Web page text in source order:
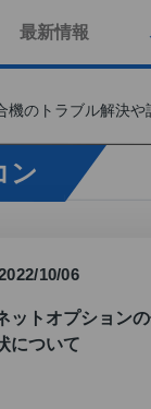
最新情報
機のトラブル解決
ン
10/06
ットオプション
について